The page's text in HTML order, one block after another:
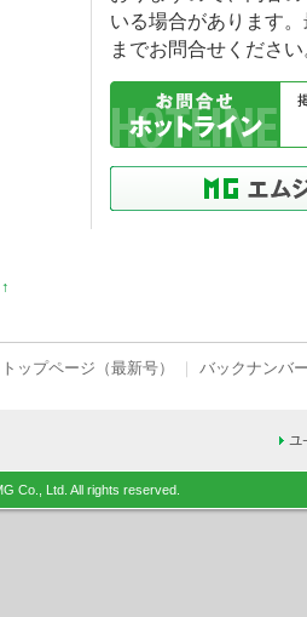
いる場合があります
までお問合せくださ
トップページ（最新号） バックナンバ
Co., Ltd. All rights reserved.